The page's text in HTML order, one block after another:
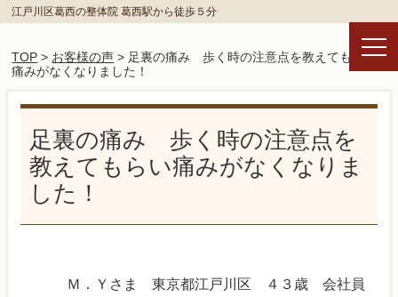
江戸川区葛西の整体院 葛西駅から徒歩５分
TOP > お客様の声 > 足裏の痛み 歩く時の注意点を教えてもらい
痛みがなくなりました！
足裏の痛み 歩く時の注意点を
教えてもらい痛みがなくなりま
した！
Ｍ．Ｙさま 東京都江戸川区 ４３歳 会社員